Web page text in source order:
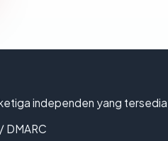
independen yang tersedia
DMARC